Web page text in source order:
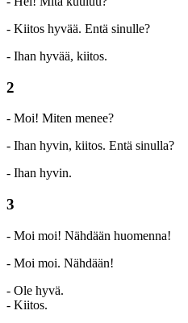
- Kiitos hyvää. Entä sinulle?
- Ihan hyvää, kiitos.
2
- Moi! Miten menee?
- Ihan hyvin, kiitos. Entä sinulla?
- Ihan hyvin.
3
- Moi moi! Nähdään huomenna!
- Moi moi. Nähdään!
- Ole hyvä.
- Kiitos.